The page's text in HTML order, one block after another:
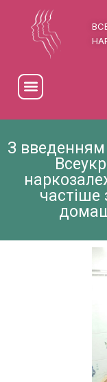
З введенням
частіше